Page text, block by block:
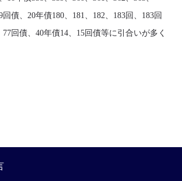
回債、20年債180、181、182、183回、183回
回債、40年債14、15回債等に引合いが多く